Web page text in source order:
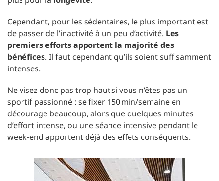
Cependant, pour les sédentaires, le plus important est
de passer de l’inactivité à un peu d’activité. Les
premiers efforts apportent la majorité des
bénéfices. Il faut cependant qu’ils soient suffisamment
intenses.
Ne visez donc pas trop haut si vous n’êtes pas un
sportif passionné : se fixer 150 min/semaine en
décourage beaucoup, alors que quelques minutes
d’effort intense, ou une séance intensive pendant le
week-end apportent déjà des effets conséquents.